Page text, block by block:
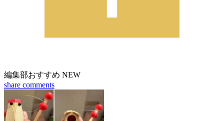
編集部おすすめ NEW
share comments